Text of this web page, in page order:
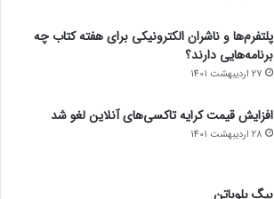
پلتفرم‌ها و ناشران الکترونیکی برای هفته کتاب چه
برنامه‌هایی دارند؟
27 اردیبهشت 1401
افزایش قیمت کرایه تاکسی‌های آنلاین لغو شد
28 اردیبهشت 1401
بیگ بلوباتن